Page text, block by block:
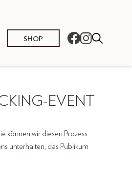
SHOP
EVENT
können wir diesen Prozess
unterhalten, das Publikum